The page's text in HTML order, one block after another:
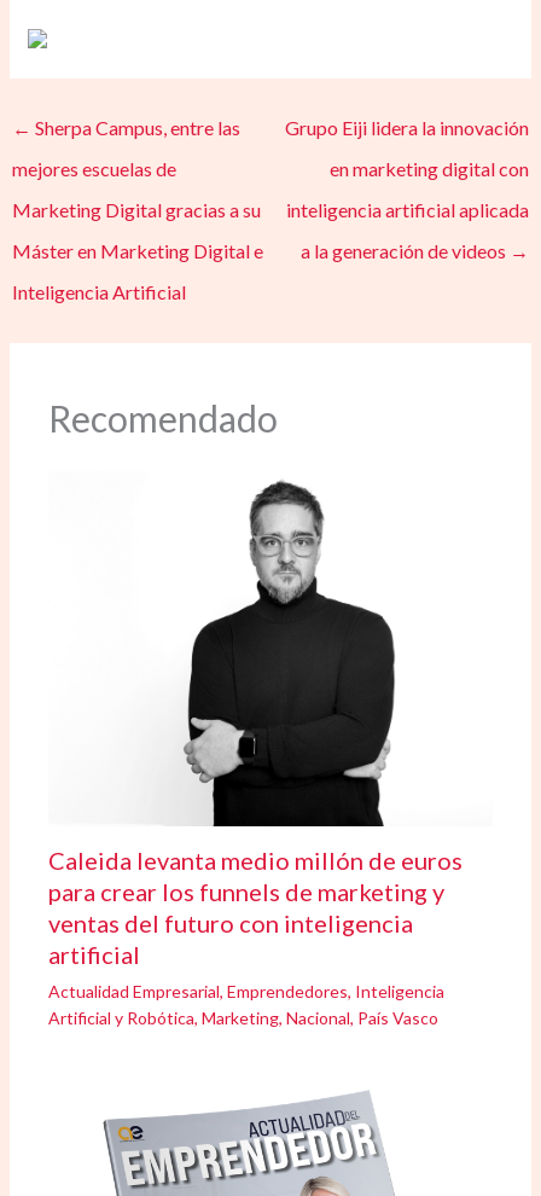
← Sherpa Campus, entre las
mejores escuelas de
Marketing Digital gracias a su
Máster en Marketing Digital e
Inteligencia Artificial
Grupo Eiji lidera la innovación
en marketing digital con
inteligencia artificial aplicada
a la generación de videos →
Recomendado
Caleida levanta medio millón de euros
para crear los funnels de marketing y
ventas del futuro con inteligencia
artificial
Actualidad Empresarial,Emprendedores, Inteligencia
Artificial y Robótica,Marketing,Nacional, País Vasco